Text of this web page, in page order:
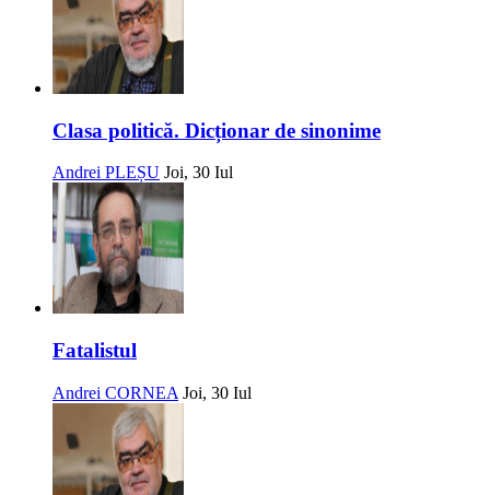
Clasa politică. Dicționar de sinonime
Andrei PLEȘU Joi, 30 Iul
Fatalistul
Andrei CORNEA Joi, 30 Iul